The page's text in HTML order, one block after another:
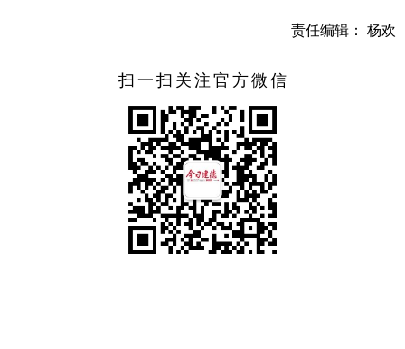
责任编辑： 杨欢
扫一扫关注官方微信